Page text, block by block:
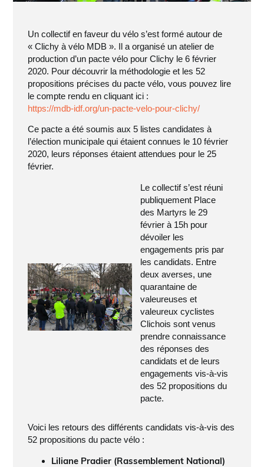
Un collectif en faveur du vélo s’est formé autour de
« Clichy à vélo MDB ». Il a organisé un atelier de
production d’un pacte vélo pour Clichy le 6 février
2020. Pour découvrir la méthodologie et les 52
propositions précises du pacte vélo, vous pouvez lire
le compte rendu en cliquant ici :
https://mdb-idf.org/un-pacte-velo-pour-clichy/
Ce pacte a été soumis aux 5 listes candidates à
l’élection municipale qui étaient connues le 10 février
2020, leurs réponses étaient attendues pour le 25
février.
Le collectif s’est réuni
publiquement Place
des Martyrs le 29
février à 15h pour
dévoiler les
engagements pris par
les candidats. Entre
deux averses, une
quarantaine de
valeureuses et
valeureux cyclistes
Clichois sont venus
prendre connaissance
des réponses des
candidats et de leurs
engagements vis-à-vis
des 52 propositions du
pacte.
Voici les retours des différents candidats vis-à-vis des
52 propositions du pacte vélo :
Liliane Pradier (Rassemblement National)